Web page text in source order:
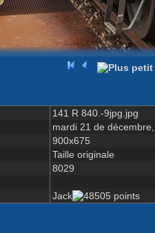
141 R 840.-9jpg.jpg
mardi 21 de
900x675
Taille originale
8029
Jack